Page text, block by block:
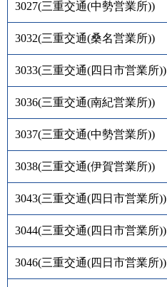
3027(三重交通(中勢営業所))
3032(三重交通(桑名営業所))
3033(三重交通(四日市営業所))
3036(三重交通(南紀営業所))
3037(三重交通(中勢営業所))
3038(三重交通(伊賀営業所))
3043(三重交通(四日市営業所))
3044(三重交通(四日市営業所))
3046(三重交通(四日市営業所))